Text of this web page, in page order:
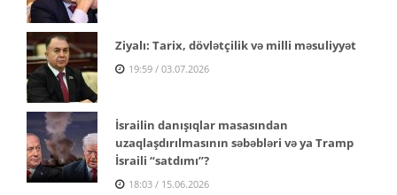
Ziyalı: Tarix, dövlətçilik və milli məsuliyyət
19:59 / 03.07.2026
İsrailin danışıqlar masasından
uzaqlaşdırılmasının səbəbləri və ya Tramp
İsraili “satdımı”?
18:03 / 15.06.2026